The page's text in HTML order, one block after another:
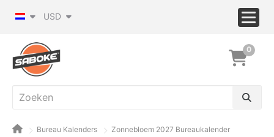
USD
0
Bureau Kalenders Zonnebloem 2027 Bureaukalender